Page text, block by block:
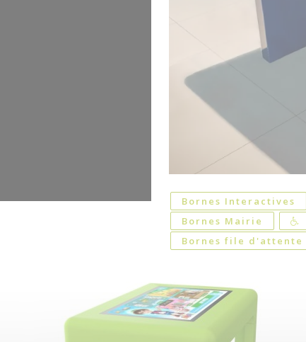
Bornes Interactives
Bornes Mairie
Bornes file d'attente